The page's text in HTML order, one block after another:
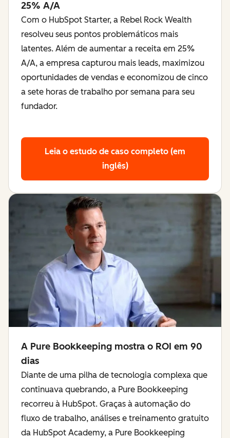
25% A/A
Com o HubSpot Starter, a Rebel Rock Wealth
resolveu seus pontos problemáticos mais
latentes. Além de aumentar a receita em 25%
A/A, a empresa capturou mais leads, maximizou
oportunidades de vendas e economizou de cinco
a sete horas de trabalho por semana para seu
fundador.
Leia o estudo de caso completo (em
inglês)
A Pure Bookkeeping mostra o ROI em 90
dias
Diante de uma pilha de tecnologia complexa que
continuava quebrando, a Pure Bookkeeping
recorreu à HubSpot. Graças à automação do
fluxo de trabalho, análises e treinamento gratuito
da HubSpot Academy, a Pure Bookkeeping